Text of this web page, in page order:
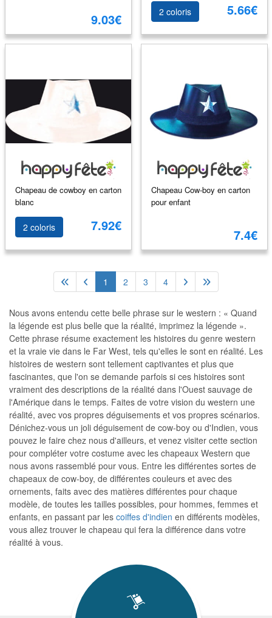
9.03€ 2 coloris 5.66€
Chapeau de cowboy en carton
blanc
2 coloris 7.92€
Chapeau Cow-boy en carton
pour enfant
7.4€
1 2 3 4
Nous avons entendu cette belle phrase sur le western : « Quand
la légende est plus belle que la réalité, imprimez la légende ».
Cette phrase résume exactement les histoires du genre western
et la vraie vie dans le Far West, tels qu'elles le sont en réalité. Les
histoires de western sont tellement captivantes et plus que
fascinantes, que l'on se demande parfois si ces histoires sont
vraiment des descriptions de la réalité dans l'Ouest sauvage de
l'Amérique dans le temps. Faites de votre vision du western une
réalité, avec vos propres déguisements et vos propres scénarios.
Dénichez-vous un joli déguisement de cow-boy ou d'Indien, vous
pouvez le faire chez nous d'ailleurs, et venez visiter cette section
pour compléter votre costume avec les chapeaux Western que
nous avons rassemblé pour vous. Entre les différentes sortes de
chapeaux de cow-boy, de différentes couleurs et avec des
ornements, faits avec des matières différentes pour chaque
modèle, de toutes les tailles possibles, pour hommes, femmes et
enfants, en passant par les coiffes d'indien en différents modèles,
vous allez trouver le chapeau qui fera la différence dans votre
réalité à vous.